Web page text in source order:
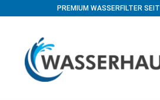
PREMIUM WASSERFILTER